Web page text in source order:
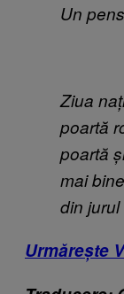
Un
Ziua
poartă
poartă
mai
din jurul
Urmărește